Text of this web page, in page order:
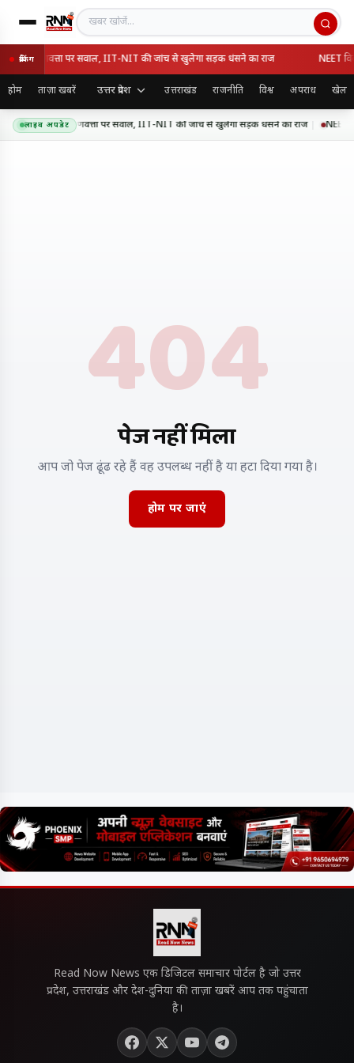
खबर खोजें
ब्रेकिंग
की गुणवत्ता पर सवाल, IIT-NIT की जांच से खुलेगा सड़क धंसने का राज NEET
होम ताज़ा खबरें उत्तर प्रदेश उत्तराखंड राजनीति विश्व अपराध खेल
लाइव अपडेट
एक्सप्रेसवे की गुणवत्ता पर सवाल, IIT-NIT की जांच से खुलेगा सड़क धंसने का राज NEET
404
पेज नहीं मिला
आप जो पेज ढूंढ रहे हैं वह उपलब्ध नहीं है या हटा दिया गया है।
होम पर जाएं
Read Now News एक डिजिटल समाचार पोर्टल है जो उत्तर
प्रदेश, उत्तराखंड और देश-दुनिया की ताज़ा खबरें आप तक पहुंचाता
है।